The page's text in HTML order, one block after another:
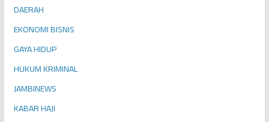
DAERAH
EKONOMI BISNIS
GAYA HIDUP
HUKUM KRIMINAL
JAMBINEWS
KABAR HAJI